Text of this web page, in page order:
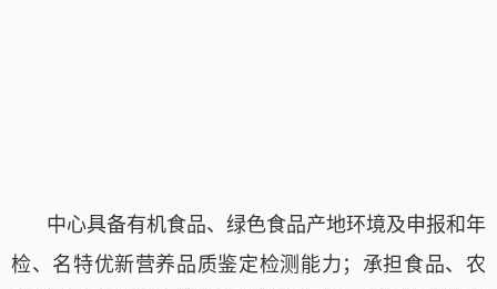
中心具备有机食品、 绿色食品产地环境及申报和年
检、名特优新营养品质鉴定检测能力；承担 食品、农